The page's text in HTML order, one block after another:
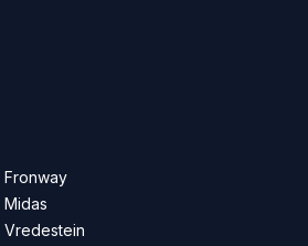
Fronway
Midas
Vredestein